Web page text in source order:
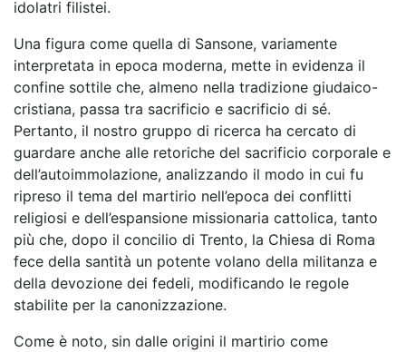
idolatri filistei.
Una figura come quella di Sansone, variamente
interpretata in epoca moderna, mette in evidenza il
confine sottile che, almeno nella tradizione giudaico-
cristiana, passa tra sacrificio e sacrificio di sé.
Pertanto, il nostro gruppo di ricerca ha cercato di
guardare anche alle retoriche del sacrificio corporale e
dell’autoimmolazione, analizzando il modo in cui fu
ripreso il tema del martirio nell’epoca dei conflitti
religiosi e dell’espansione missionaria cattolica, tanto
più che, dopo il concilio di Trento, la Chiesa di Roma
fece della santità un potente volano della militanza e
della devozione dei fedeli, modificando le regole
stabilite per la canonizzazione.
Come è noto, sin dalle origini il martirio come